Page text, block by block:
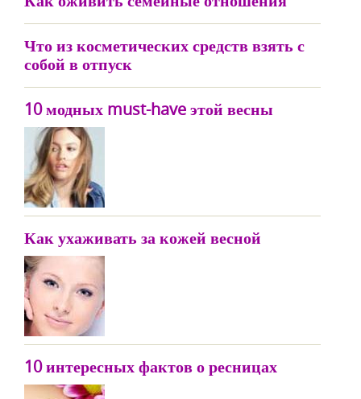
Что из косметических средств взять с
собой в отпуск
10 модных must-have этой весны
Как ухаживать за кожей весной
10 интересных фактов о ресницах